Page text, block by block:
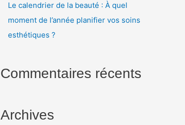
Le calendrier de la beauté : À quel
moment de l’année planifier vos soins
esthétiques ?
Commentaires récents
Archives